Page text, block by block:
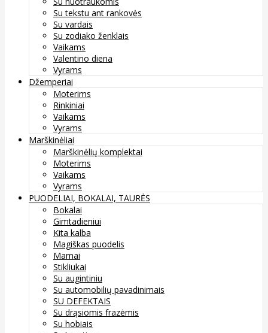
Su tekstu ant rankovės
Su vardais
Su zodiako ženklais
Vaikams
Valentino diena
Vyrams
Džemperiai
Moterims
Rinkiniai
Vaikams
Vyrams
Marškinėliai
Marškinėlių komplektai
Moterims
Vaikams
Vyrams
PUODELIAI, BOKALAI, TAURĖS
Bokalai
Gimtadieniui
Kita kalba
Magiškas puodelis
Mamai
Stikliukai
Su augintiniu
Su automobilių pavadinimais
SU DEFEKTAIS
Su drąsiomis frazėmis
Su hobiais